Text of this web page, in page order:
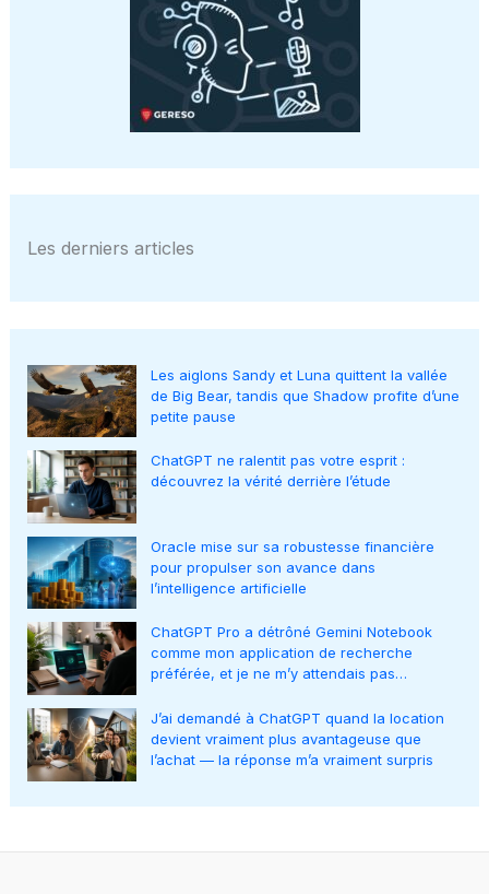
Les derniers articles
Les aiglons Sandy et Luna quittent la vallée
de Big Bear, tandis que Shadow profite d’une
petite pause
ChatGPT ne ralentit pas votre esprit :
découvrez la vérité derrière l’étude
Oracle mise sur sa robustesse financière
pour propulser son avance dans
l’intelligence artificielle
ChatGPT Pro a détrôné Gemini Notebook
comme mon application de recherche
préférée, et je ne m’y attendais pas…
J’ai demandé à ChatGPT quand la location
devient vraiment plus avantageuse que
l’achat — la réponse m’a vraiment surpris